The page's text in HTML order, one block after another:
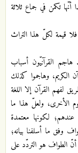
أنّها تكمن في جماع ثلاثة
قيمة لكلّ هذا التراث
هاجم القرآنيّون أسباب
الكريم، وهاجموا كذلك
لفهم القرآن إلا اللغة
الأخرى، ولعلّ هذا ما
لكونها معتمدة
وفق ما أسلفنا بيانه؛
أنّ الطواف هو التردّد على